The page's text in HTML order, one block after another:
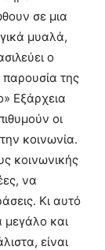
σε μια
μυαλά,
ο
της
Εξάρχεια
οι
κοινωνία.
κοινωνικής
να
Κι αυτό
μεγάλο και
είναι